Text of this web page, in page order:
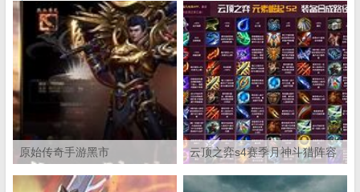
原始传奇手游黑市
云顶之弈s4赛季月神斗猎阵容
怎么玩 月神斗猎阵容吃鸡教学